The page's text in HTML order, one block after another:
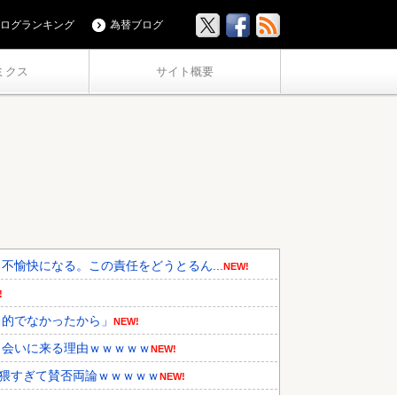
クス サイト概要
グランキング 為替ブログ
愉快になる。この責任をどうとるん... NEW!
でなかったから」 NEW!
いに来る理由ｗｗｗｗｗNEW!
すぎて賛否両論ｗｗｗｗｗNEW!